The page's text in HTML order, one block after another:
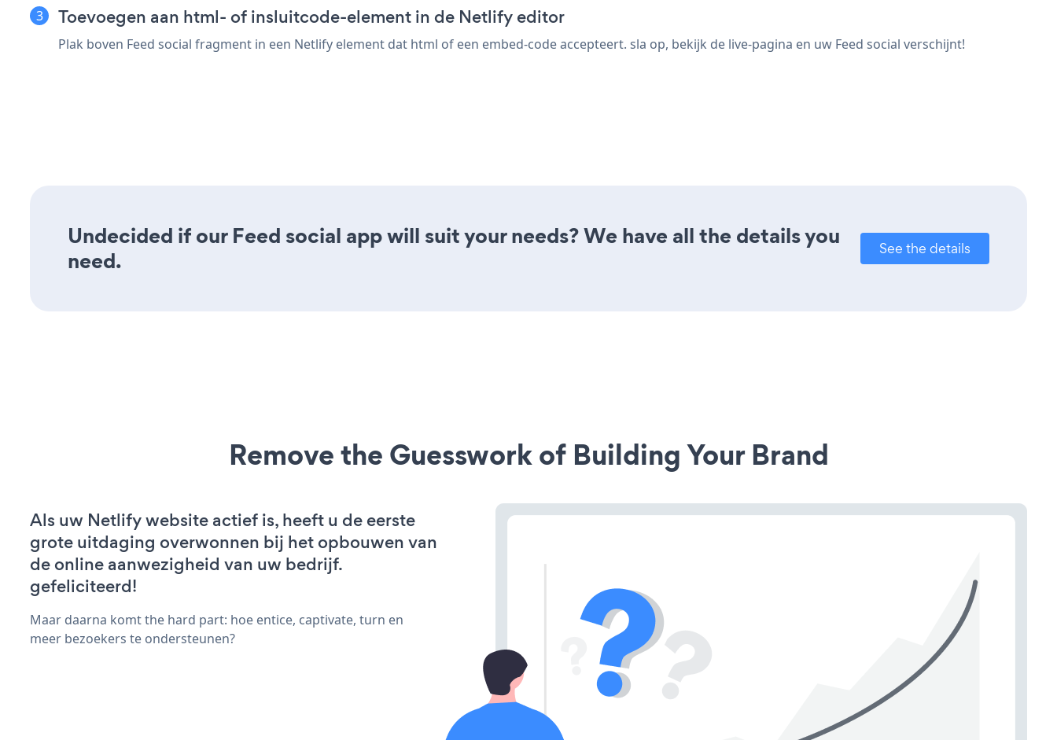
Toevoegen aan html- of insluitcode-element in de Netlify editor
Plak boven Feed social fragment in een Netlify element dat html of een embed-code accepteert. sla op, bekijk de live-pagina en uw Feed social verschijnt!
Undecided if our Feed social app will suit your needs? We have all the details you
need.
See the details
Remove the Guesswork of Building Your Brand
Als uw Netlify website actief is, heeft u de eerste
grote uitdaging overwonnen bij het opbouwen van
de online aanwezigheid van uw bedrijf.
gefeliciteerd!
Maar daarna komt the hard part: hoe entice, captivate, turn en
meer bezoekers te ondersteunen?